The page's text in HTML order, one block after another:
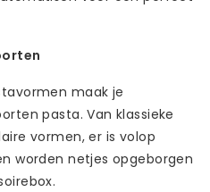
maak je
pasta. Van klassieke
vormen, er is volop
worden netjes opgeborgen